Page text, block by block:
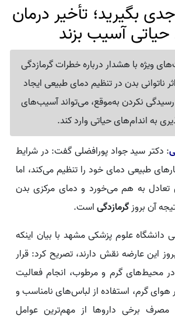
بگیرید؛ تأخیر درمان
حیاتی آسیب بزند
ویژه با هشدار درباره خطرات گرمازدگی
ناتوانی بدن در تنظیم دمای طبیعی ایجاد
نکردن به‌موقع، می‌تواند آسیب‌های
به اندام‌های حیاتی وارد کند.
: دکتر سید جواد پورافضلی گفت: در شرایط
طبیعی دمای خود را تنظیم می‌کند، اما
تعادل به هم می‌خورد و دمای مرکزی بدن
آن بروزگرمازدگیاست.
علوم پزشکی مشهد با بیان اینکه
این عارضه نقش دارند، تصریح کرد: قرار
محیط‌های گرم و مرطوب، انجام فعالیت
هوای گرم، استفاده از لباس‌های نامناسب و
برخی داروها از مهم‌ترین عوامل